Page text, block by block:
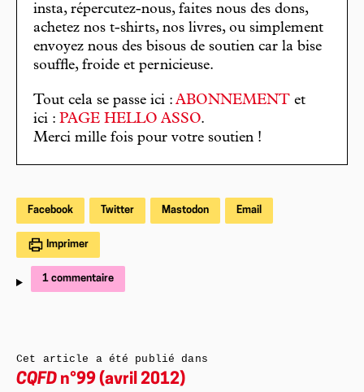
insta, répercutez-nous, faites nous des dons,
achetez nos t-shirts, nos livres, ou simplement
envoyez nous des bisous de soutien car la bise
souffle, froide et pernicieuse.
Tout cela se passe ici : ABONNEMENT et
ici : PAGE HELLO ASSO.
Merci mille fois pour votre soutien !
Facebook Twitter Mastodon Email
Imprimer
1 commentaire
Cet article a été publié dans
CQFD n°99 (avril 2012)